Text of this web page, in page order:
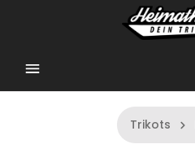
Trikots